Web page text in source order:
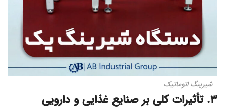
شیرینگ اتوماتیک
۳. تأثیرات کلی بر صنایع غذایی و دارویی